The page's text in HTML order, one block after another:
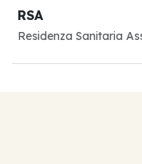
RSA
Residenza Sanitaria